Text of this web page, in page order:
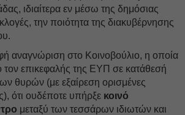
ιδιαίτερα εν μέσω της δημόσιας
την ποιότητα της διακυβέρνησης
αναγνώριση στο Κοινοβούλιο, η οποία
τον επικεφαλής της ΕΥΠ σε κατάθεσή
θυρών (με εξαίρεση ορισμένες
ότι ουδέποτε υπήρξε κοινό
μεταξύ των τεσσάρων ιδιωτών και